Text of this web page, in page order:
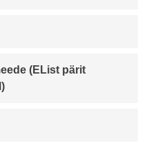
(EList pärit